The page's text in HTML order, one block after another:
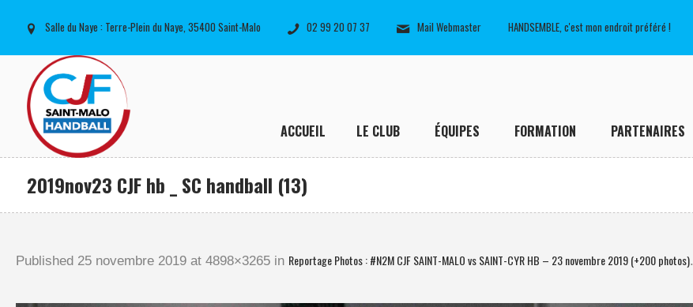
Salle du Naye : Terre-Plein du Naye, 35400 Saint-Malo 02 99 20 07 37 Mail Webmaster HANDSEMBLE, c'est mon endroit préféré !
ACCUEIL LE CLUB ÉQUIPES FORMATION PARTENAIRES
2019nov23 CJF hb _ SC handball (13)
Published 25 novembre 2019 at 4898×3265 in Reportage Photos : #N2M CJF SAINT-MALO vs SAINT-CYR HB – 23 novembre 2019 (+200 photos).